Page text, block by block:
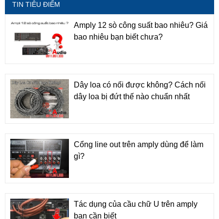
TIN TIÊU ĐIỂM
Amply 12 sò công suất bao nhiêu? Giá
bao nhiêu bạn biết chưa?
Dây loa có nối được không? Cách nối
dây loa bị đứt thế nào chuẩn nhất
Cổng line out trên amply dùng để làm
gì?
Tác dụng của cầu chữ U trên amply
bạn cần biết